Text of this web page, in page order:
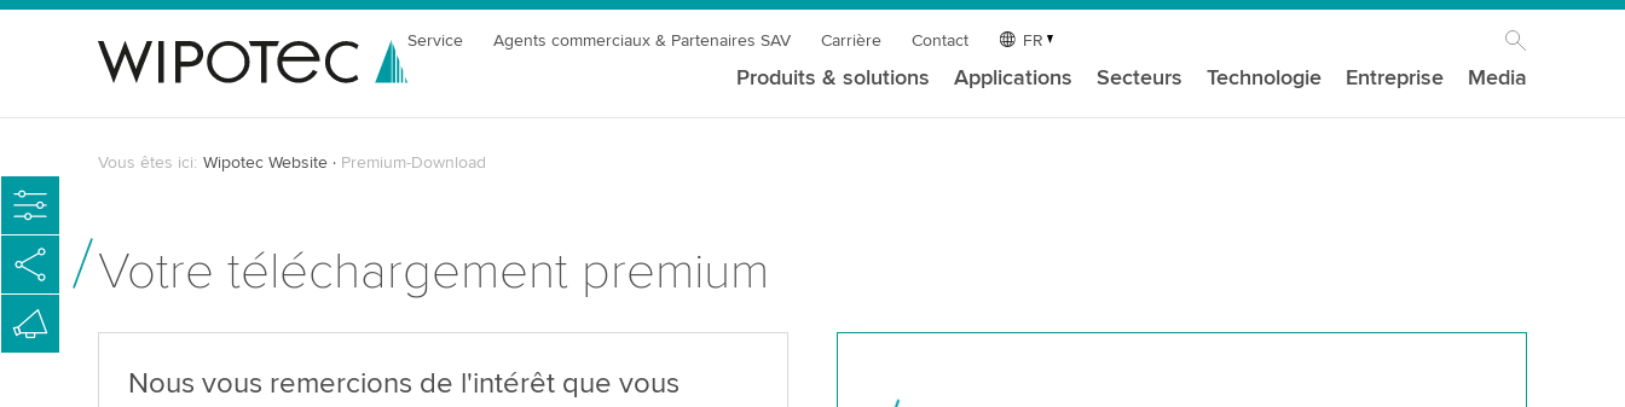
Service Agents commerciaux & Partenaires SAV Carrière Contact FR
Produits & solutions Applications Secteurs Technologie Entreprise Media
Vous êtes ici: Wipotec Website Premium-Download
Votre téléchargement premium
Nous vous remercions de l'intérêt que vous